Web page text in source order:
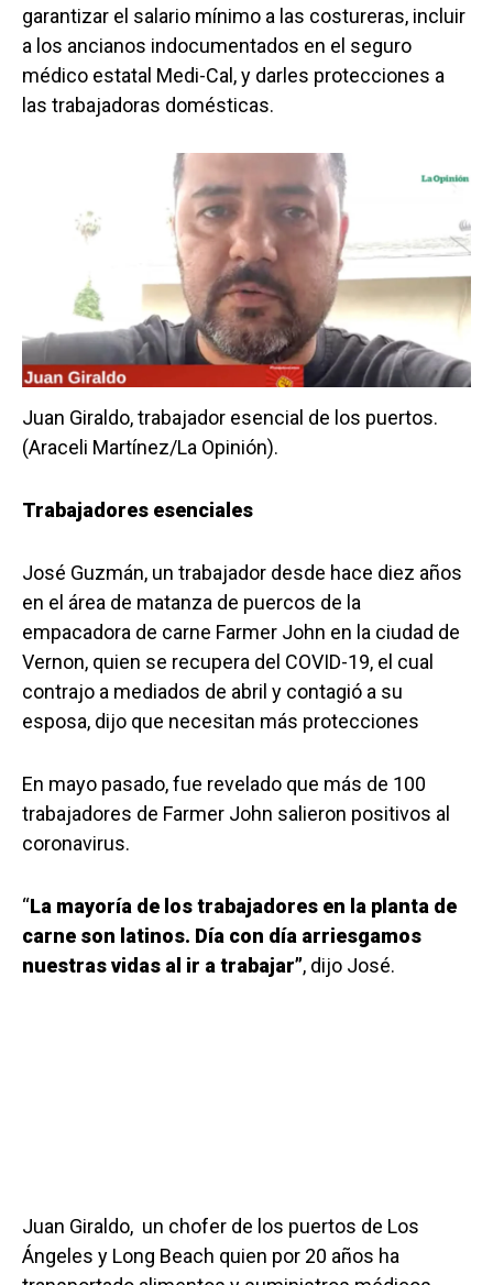
garantizar el salario mínimo a las costureras, incluir
a los ancianos indocumentados en el seguro
médico estatal Medi-Cal, y darles protecciones a
las trabajadoras domésticas.
Juan Giraldo, trabajador esencial de los puertos.
(Araceli Martínez/La Opinión).
Trabajadores esenciales
José Guzmán, un trabajador desde hace diez años
en el área de matanza de puercos de la
empacadora de carne Farmer John en la ciudad de
Vernon, quien se recupera del COVID-19, el cual
contrajo a mediados de abril y contagió a su
esposa, dijo que necesitan más protecciones
En mayo pasado, fue revelado que más de 100
trabajadores de Farmer John salieron positivos al
coronavirus.
“La mayoría de los trabajadores en la planta de
carne son latinos. Día con día arriesgamos
nuestras vidas al ir a trabajar”, dijo José.
Juan Giraldo, un chofer de los puertos de Los
Ángeles y Long Beach quien por 20 años ha